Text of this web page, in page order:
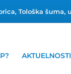
Tološka šuma,
AKTUELNOSTI